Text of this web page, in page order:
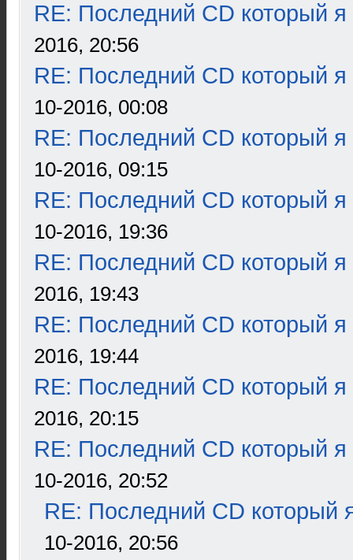
RE: Последний CD который я
2016, 20:56
RE: Последний CD который я
10-2016, 00:08
RE: Последний CD который я
10-2016, 09:15
RE: Последний CD который я
10-2016, 19:36
RE: Последний CD который я
2016, 19:43
RE: Последний CD который я
2016, 19:44
RE: Последний CD который я
2016, 20:15
RE: Последний CD который я
10-2016, 20:52
RE: Последний CD который
10-2016, 20:56